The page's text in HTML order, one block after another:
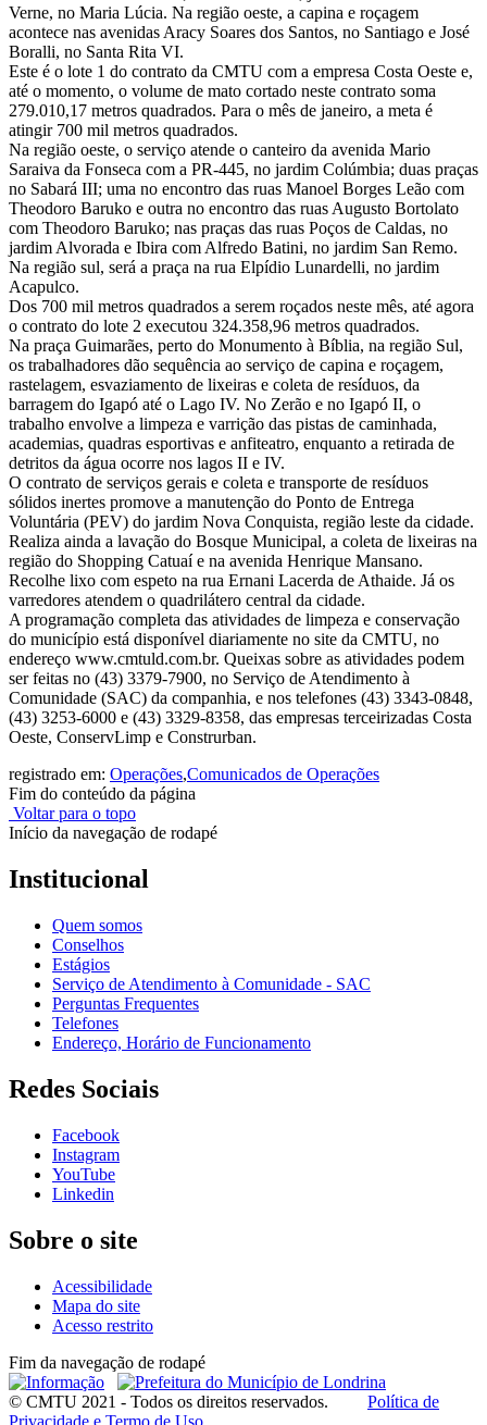
Verne, no Maria Lúcia. Na região oeste, a capina e roçagem
acontece nas avenidas Aracy Soares dos Santos, no Santiago e José
Boralli, no Santa Rita VI.
Este é o lote 1 do contrato da CMTU com a empresa Costa Oeste e,
até o momento, o volume de mato cortado neste contrato soma
279.010,17 metros quadrados. Para o mês de janeiro, a meta é
atingir 700 mil metros quadrados.
Na região oeste, o serviço atende o canteiro da avenida Mario
Saraiva da Fonseca com a PR-445, no jardim Colúmbia; duas praças
no Sabará III; uma no encontro das ruas Manoel Borges Leão com
Theodoro Baruko e outra no encontro das ruas Augusto Bortolato
com Theodoro Baruko; nas praças das ruas Poços de Caldas, no
jardim Alvorada e Ibira com Alfredo Batini, no jardim San Remo.
Na região sul, será a praça na rua Elpídio Lunardelli, no jardim
Acapulco.
Dos 700 mil metros quadrados a serem roçados neste mês, até agora
o contrato do lote 2 executou 324.358,96 metros quadrados.
Na praça Guimarães, perto do Monumento à Bíblia, na região Sul,
os trabalhadores dão sequência ao serviço de capina e roçagem,
rastelagem, esvaziamento de lixeiras e coleta de resíduos, da
barragem do Igapó até o Lago IV. No Zerão e no Igapó II, o
trabalho envolve a limpeza e varrição das pistas de caminhada,
academias, quadras esportivas e anfiteatro, enquanto a retirada de
detritos da água ocorre nos lagos II e IV.
O contrato de serviços gerais e coleta e transporte de resíduos
sólidos inertes promove a manutenção do Ponto de Entrega
Voluntária (PEV) do jardim Nova Conquista, região leste da cidade.
Realiza ainda a lavação do Bosque Municipal, a coleta de lixeiras na
região do Shopping Catuaí e na avenida Henrique Mansano.
Recolhe lixo com espeto na rua Ernani Lacerda de Athaide. Já os
varredores atendem o quadrilátero central da cidade.
A programação completa das atividades de limpeza e conservação
do município está disponível diariamente no site da CMTU, no
endereço www.cmtuld.com.br. Queixas sobre as atividades podem
ser feitas no (43) 3379-7900, no Serviço de Atendimento à
Comunidade (SAC) da companhia, e nos telefones (43) 3343-0848,
(43) 3253-6000 e (43) 3329-8358, das empresas terceirizadas Costa
Oeste, ConservLimp e Construrban.
registrado em: Operações,Comunicados de Operações
Fim do conteúdo da página
Voltar para o topo
Início da navegação de rodapé
Institucional
Quem somos
Conselhos
Estágios
Serviço de Atendimento à Comunidade - SAC
Perguntas Frequentes
Telefones
Endereço, Horário de Funcionamento
Redes Sociais
Facebook
Instagram
YouTube
Linkedin
Sobre o site
Acessibilidade
Mapa do site
Acesso restrito
Fim da navegação de rodapé
© CMTU 2021 - Todos os direitos reservados. Política de
Privacidade e Termo de Uso